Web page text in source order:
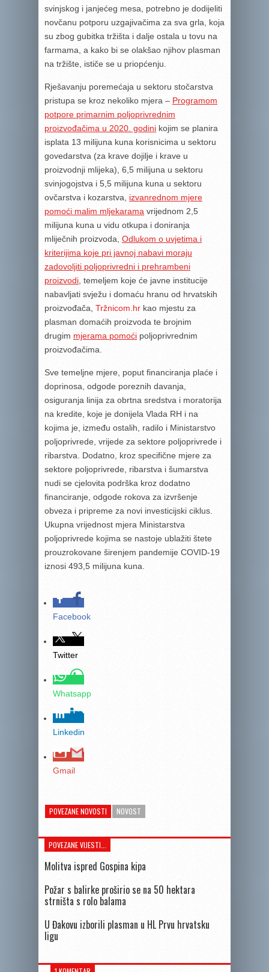
svinjskog i janjećeg mesa, potrebno je dodijeliti
novčanu potporu uzgajivačima za sva grla, koja
su zbog gubitka tržišta i dalje ostala u tovu na
farmama, a kako bi se olakšao njihov plasman
na tržište, ističe se u priopćenju.
Rješavanju poremećaja u sektoru stočarstva
pristupa se kroz nekoliko mjera – Programom
potpore primarnim poljoprivrednim
proizvođačima u 2020. godini kojim se planira
isplata 13 milijuna kuna korisnicima u sektoru
govedarstva (za krave dojilje i krave u
proizvodnji mlijeka), 6,5 milijuna u sektoru
svinjogojstva i 5,5 milijuna kuna u sektoru
ovčarstva i kozarstva, izvanrednom mjere
pomoći malim mljekarama vrijednom 2,5
milijuna kuna u vidu otkupa i doniranja
mliječnih proizvoda, Odlukom o uvjetima i
kriterijima koje pri javnoj nabavi moraju
zadovoljiti poljoprivredni i prehrambeni
proizvodi , temeljem koje će javne institucije
nabavljati svježu i domaću hranu od hrvatskih
proizvođača, Tržnicom.hr kao mjestu za
plasman domaćih proizvoda te brojnim
drugim mjerama pomoći poljoprivrednim
proizvođačima.
Sve temeljne mjere, poput financiranja plaće i
doprinosa, odgode poreznih davanja,
osiguranja linija za obrtna sredstva i moratorija
na kredite, koje je donijela Vlada RH i na
kojima je, između ostalih, radilo i Ministarstvo
poljoprivrede, vrijede za sektore poljoprivrede i
ribarstva. Dodatno, kroz specifične mjere za
sektore poljoprivrede, ribarstva i šumarstva
nudi se cjelovita podrška kroz dodatno
financiranje, odgode rokova za izvršenje
obveza i pripreme za novi investicijski ciklus.
Ukupna vrijednost mjera Ministarstva
poljoprivrede kojima se nastoje ublažiti štete
prouzrokovane širenjem pandemije COVID-19
iznosi 493,5 milijuna kuna.
Facebook
Twitter
Whatsapp
Linkedin
Gmail
POVEZANE NOVOSTI NOVOST
POVEZANE VIJESTI...
Molitva ispred Gospina kipa
Požar s balirke proširio se na 50 hektara
strništa s rolo balama
U Đakovu izborili plasman u HL Prvu hrvatsku
ligu